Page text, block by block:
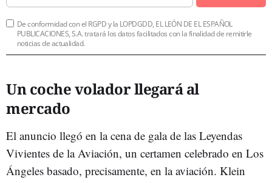
De conformidad con el RGPD y la LOPDGDD, EL LEÓN DE EL ESPAÑOL
PUBLICACIONES, S.A. tratará los datos facilitados con la finalidad de remitirle
noticias de actualidad.
Un coche volador llegará al
mercado
El anuncio llegó en la cena de gala de las Leyendas
Vivientes de la Aviación, un certamen celebrado en Los
Ángeles basado, precisamente, en la aviación. Klein